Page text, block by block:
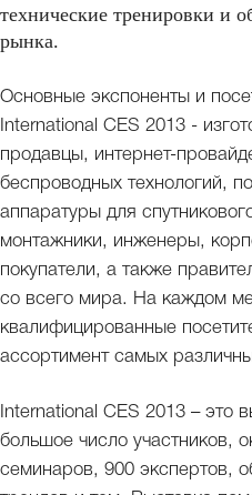
технические тренировки и
рынка.
Основные экспоненты и
International CES 2013 -
продавцы, интернет-
беспроводных технологий,
аппаратуры для
монтажники, инженеры,
покупатели, а также
со всего мира. На каждом
квалифицированные
ассортимент самых
International CES 2013 – это
большое число участников,
семинаров, 900 экспертов,